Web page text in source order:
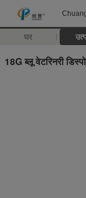
घर
18G ब्लू वेटरिनरी